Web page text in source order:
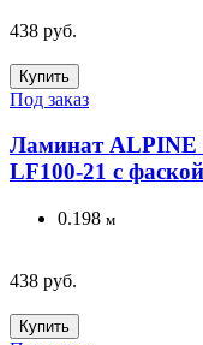
438 руб.
Купить
Под заказ
Ламинат ALPINE
LF100-21 с
0.198 м
438 руб.
Купить